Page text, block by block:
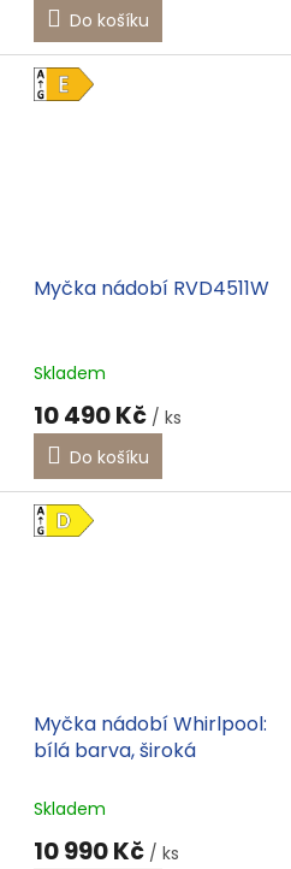
Do košíku
Myčka nádobí RVD4511W
Skladem
10 490 Kč / ks
Do košíku
Myčka nádobí Whirlpool:
bílá barva, široká
Skladem
10 990 Kč / ks